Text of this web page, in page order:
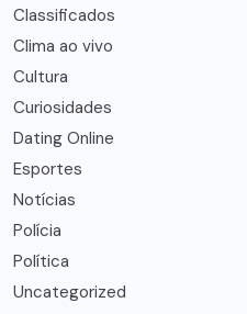
Classificados
Clima ao vivo
Cultura
Curiosidades
Dating Online
Esportes
Notícias
Polícia
Política
Uncategorized